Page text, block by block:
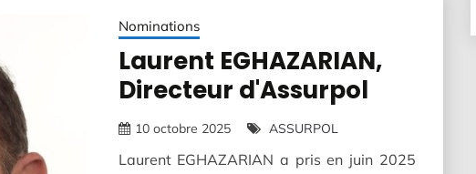
Nominations
Laurent EGHAZARIAN,
Directeur d'Assurpol
10 octobre 2025 ASSURPOL
Laurent EGHAZARIAN a pris en juin 2025